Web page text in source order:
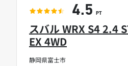
静岡県富士市
スバル WRX S4 2.4
EX 4WD
4.5 PT